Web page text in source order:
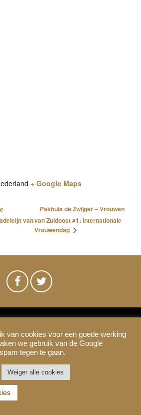
+ Google Maps
van
Pakhuis de Zwijger – Vrouwen
van Zuidoost #1: Internationale
Vrouwendag
Amsterdam © 2021
Privacy Cookies
van cookies voor een goede werking
we gebruik van de Google
tegen te gaan.
Weiger alle cookies